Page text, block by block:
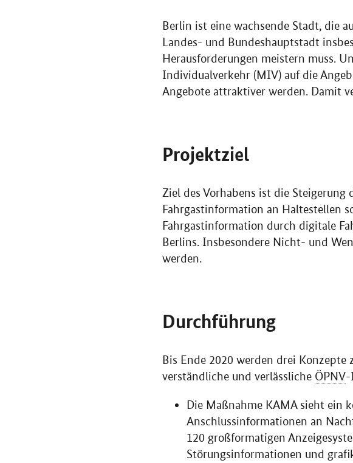
Berlin ist eine wachsende Stadt, die
Landes- und Bundeshauptstadt
Herausforderungen meistern muss.
Individualverkehr (MIV) auf die
Angebote attraktiver werden. Damit
Projektziel
Ziel des Vorhabens ist die
Fahrgastinformation an Haltestellen
Fahrgastinformation durch digitale
Berlins. Insbesondere Nicht- und
werden.
Durchführung
Bis Ende 2020 werden drei
verständliche und verlässliche ÖPNV-
Die Maßnahme KAMA sieht ein
Anschlussinformationen an
120 großformatigen
Störungsinformationen und